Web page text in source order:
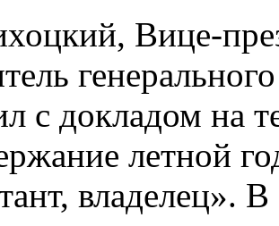
Вице-
с докладом на
летной
владелец».